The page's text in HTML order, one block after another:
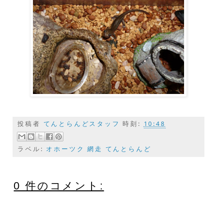
投稿者 てんとらんどスタッフ 時刻: 10:48
ラベル: オホーツク 網走 てんとらんど
0 件のコメント: